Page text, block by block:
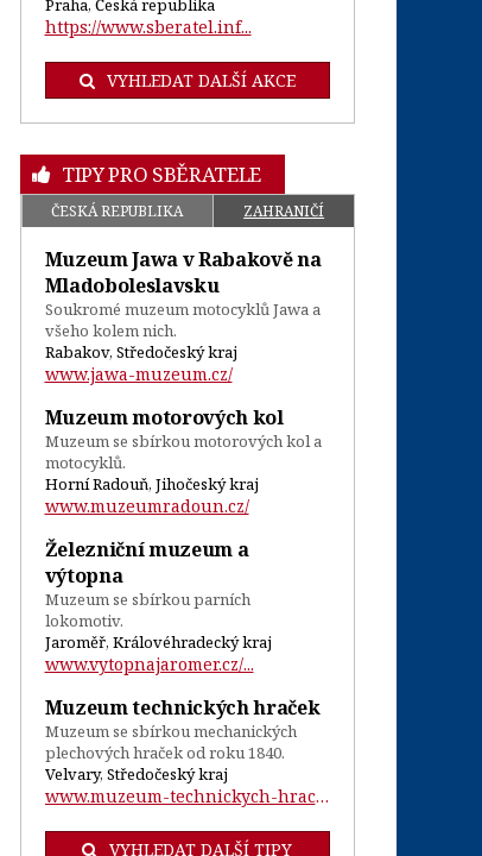
Praha, Česká republika
https://www.sberatel.inf...
VYHLEDAT DALŠÍ AKCE
TIPY PRO SBĚRATELE
ČESKÁ REPUBLIKA ZAHRANIČÍ
Muzeum Jawa v Rabakově na
Mladoboleslavsku
Soukromé muzeum motocyklů Jawa a
všeho kolem nich.
Rabakov, Středočeský kraj
www.jawa-muzeum.cz/
Muzeum motorových kol
Muzeum se sbírkou motorových kol a
motocyklů.
Horní Radouň, Jihočeský kraj
www.muzeumradoun.cz/
Železniční muzeum a
výtopna
Muzeum se sbírkou parních
lokomotiv.
Jaroměř, Královéhradecký kraj
www.vytopnajaromer.cz/...
Muzeum technických hraček
Muzeum se sbírkou mechanických
plechových hraček od roku 1840.
Velvary, Středočeský kraj
www.muzeum-technickych-hracek.cz/...
VYHLEDAT DALŠÍ TIPY